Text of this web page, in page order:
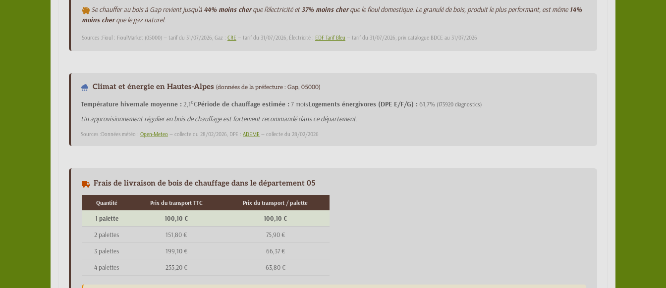
Se chauffer au bois à Gap revient jusqu'à 44% moins cherque l'électricité et37% moins cherque le fioul domestique. Le granulé de bois, produit le plus performant, est même 14%
moins cherque le gaz naturel.
Sources :Fioul : FioulMarket (05000) — tarif du 31/07/2026, Gaz : CRE — tarif du 31/07/2026, Électricité : EDF Tarif Bleu — tarif du 31/07/2026, prix catalogue BDCE au 31/07/2026
Climat et énergie en Hautes-Alpes (données de la préfecture : Gap, 05000)
Température hivernale moyenne : 2,1°CPériode de chauffage estimée : 7 moisLogements énergivores (DPE E/F/G) : 61,7% (175920 diagnostics)
Un approvisionnement régulier en bois de chauffage est fortement recommandé dans ce département.
Sources :Données météo : Open-Meteo — collecte du 28/02/2026, DPE : ADEME — collecte du 28/02/2026
Frais de livraison de bois de chauffage dans le département 05
Quantité Prix du transport TTC Prix du transport / palette
1 palette 100,10 € 100,10 €
2 palettes 151,80 € 75,90 €
3 palettes 199,10 € 66,37 €
4 palettes 255,20 € 63,80 €